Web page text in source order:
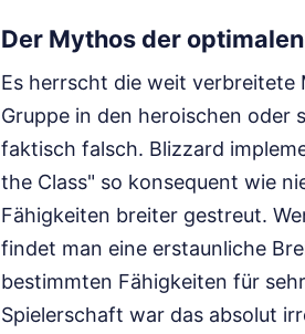
Der Mythos der
Es herrscht die weit verbreitete
Gruppe in den heroischen oder
faktisch falsch. Blizzard
the Class" so konsequent wie
Fähigkeiten breiter gestreut.
findet man eine erstaunliche
bestimmten Fähigkeiten für
Spielerschaft war das absolut